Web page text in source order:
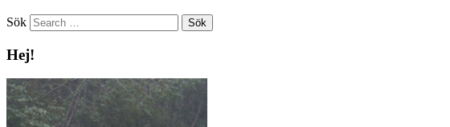
Sök
Hej!